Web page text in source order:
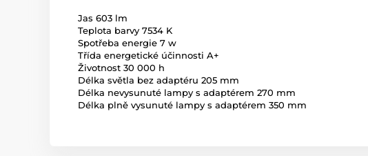
Jas 603 lm
Teplota barvy 7534 K
Spotřeba energie 7 w
Třída energetické účinnosti A+
Životnost 30 000 h
Délka světla bez adaptéru 205 mm
Délka nevysunuté lampy s adaptérem 270 mm
Délka plně vysunuté lampy s adaptérem 350 mm